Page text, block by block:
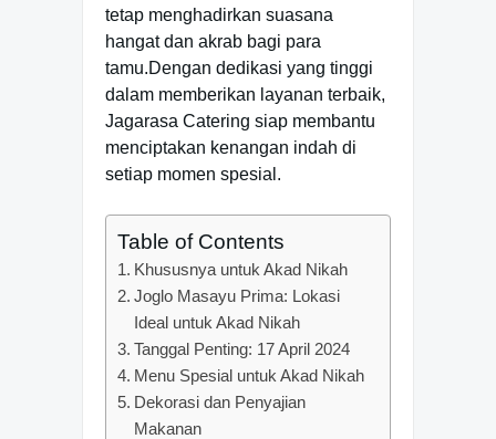
tetap menghadirkan suasana
hangat dan akrab bagi para
tamu.Dengan dedikasi yang tinggi
dalam memberikan layanan terbaik,
Jagarasa Catering siap membantu
menciptakan kenangan indah di
setiap momen spesial.
Table of Contents
Khususnya untuk Akad Nikah
Joglo Masayu Prima: Lokasi
Ideal untuk Akad Nikah
Tanggal Penting: 17 April 2024
Menu Spesial untuk Akad Nikah
Dekorasi dan Penyajian
Makanan